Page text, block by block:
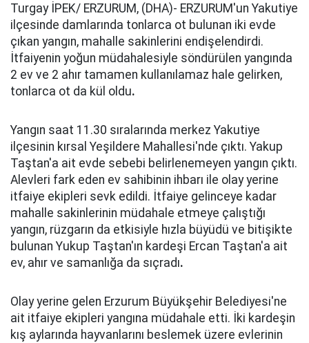
Turgay İPEK/ ERZURUM, (DHA)- ERZURUM'un Yakutiye
ilçesinde damlarında tonlarca ot bulunan iki evde
çıkan yangın, mahalle sakinlerini endişelendirdi.
İtfaiyenin yoğun müdahalesiyle söndürülen yangında
2 ev ve 2 ahır tamamen kullanılamaz hale gelirken,
tonlarca ot da kül oldu.
Yangın saat 11.30 sıralarında merkez Yakutiye
ilçesinin kırsal Yeşildere Mahallesi'nde çıktı. Yakup
Taştan'a ait evde sebebi belirlenemeyen yangın çıktı.
Alevleri fark eden ev sahibinin ihbarı ile olay yerine
itfaiye ekipleri sevk edildi. İtfaiye gelinceye kadar
mahalle sakinlerinin müdahale etmeye çalıştığı
yangın, rüzgarın da etkisiyle hızla büyüdü ve bitişikte
bulunan Yukup Taştan'ın kardeşi Ercan Taştan'a ait
ev, ahır ve samanlığa da sıçradı.
Olay yerine gelen Erzurum Büyükşehir Belediyesi'ne
ait itfaiye ekipleri yangına müdahale etti. İki kardeşin
kış aylarında hayvanlarını beslemek üzere evlerinin